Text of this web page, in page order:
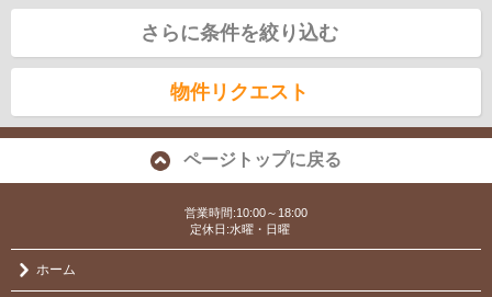
さらに条件を絞り込む
物件リクエスト
ページトップに戻る
営業時間:10:00～18:00
定休日:水曜・日曜
ホーム